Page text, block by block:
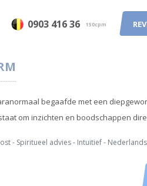
0903 416 36 150cpm
begaafde met een
om inzichten en boodschappen
- Spiritueel advies - Intuitief - Nederlands